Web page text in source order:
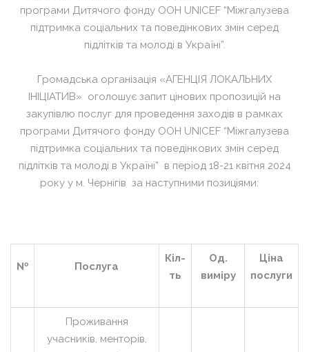
програми Дитячого фонду ООН UNICEF “Міжгалузева
підтримка соціальних та поведінкових змін серед
підлітків та молоді в Україні”.
Громадська організація «АГЕНЦІЯ ЛОКАЛЬНИХ
ІНІЦІАТИВ» оголошує запит цінових пропозицій на
закупівлю послуг для проведення заходів в рамках
програми Дитячого фонду ООН UNICEF “Міжгалузева
підтримка соціальних та поведінкових змін серед
підлітків та молоді в Україні” в період 18-21 квітня 2024
року у м. Чернігів за наступними позиціями:
№ Послуга
Кіл-
ть
Од.
виміру
Ціна
послуги
Проживання
учасників, менторів,